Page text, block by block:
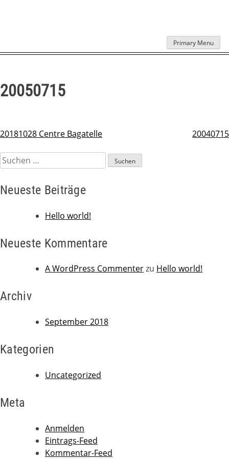
to
Primary Menu
20050715
Beitragsnavigation
20181028 Centre Bagatelle 20040715
Suchen
nach:
Neueste Beiträge
Hello world!
Neueste Kommentare
A WordPress Commenterzu Hello world!
Archiv
September 2018
Kategorien
Uncategorized
Meta
Anmelden
Eintrags-Feed
Kommentar-Feed